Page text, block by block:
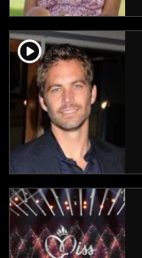
player2